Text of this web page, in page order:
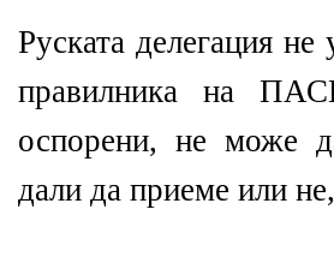
Руската делегация не
правилника на
оспорени, не може
дали да приеме или